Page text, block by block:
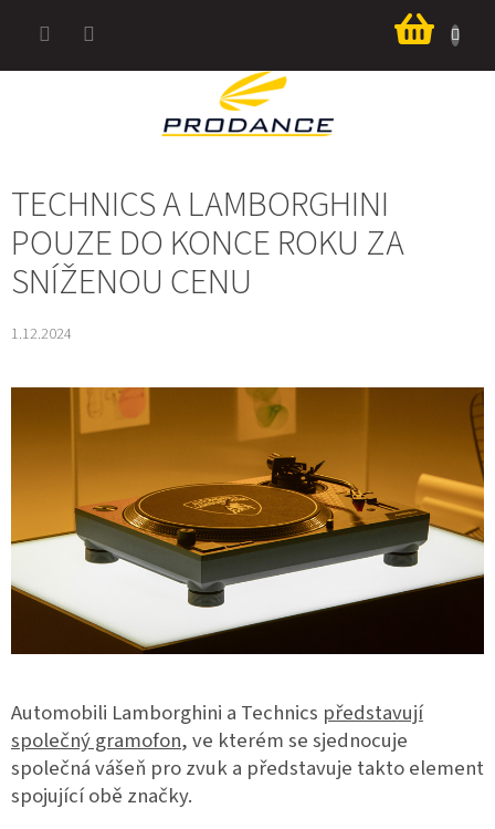
košík
TECHNICS A LAMBORGHINI
POUZE DO KONCE ROKU ZA
SNÍŽENOU CENU
1.12.2024
Automobili Lamborghini a Technics představují
společný gramofon, ve kterém se sjednocuje
společná vášeň pro zvuk a představuje takto element
spojující obě značky.